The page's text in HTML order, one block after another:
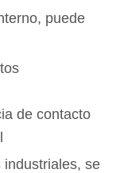
puede
de contacto
se